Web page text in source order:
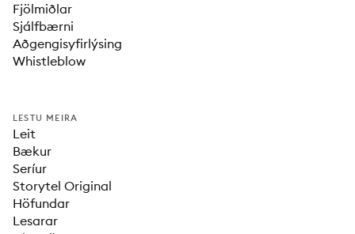
Fjölmiðlar
Sjálfbærni
Aðgengisyfirlýsing
Whistleblow
LESTU MEIRA
Leit
Bækur
Seríur
Storytel Original
Höfundar
Lesarar